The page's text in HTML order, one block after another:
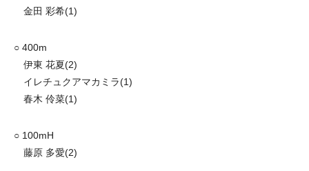
金田 彩希(1)
○ 400m
伊東 花夏(2)
イレチュクアマカミラ(1)
春木 伶菜(1)
○ 100mH
藤原 多愛(2)